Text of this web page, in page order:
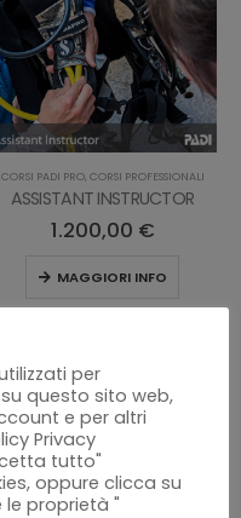
CORSI PADI PRO, CORSI PROFESSIONALI
ASSISTANT INSTRUCTOR
1.200,00 €
MAGGIORI INFO
per
questo sito web,
e per altri
Privacy
tutto"
oppure clicca su
proprietà "